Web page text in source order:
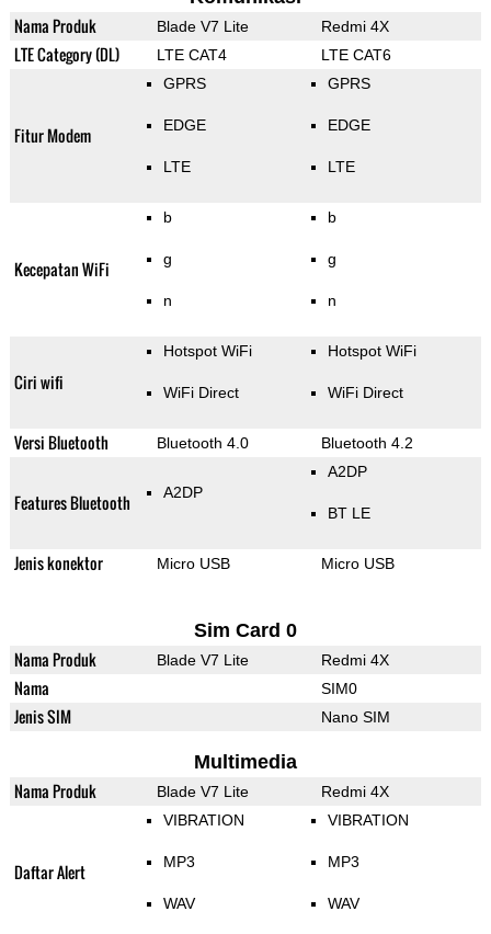
Nama Produk Blade V7 Lite Redmi 4X
LTE Category (DL) LTE CAT4 LTE CAT6
Fitur Modem
GPRS
EDGE
LTE
GPRS
EDGE
LTE
Kecepatan WiFi
b
g
n
b
g
n
Ciri wifi
Hotspot WiFi
WiFi Direct
Hotspot WiFi
WiFi Direct
Versi Bluetooth Bluetooth 4.0 Bluetooth 4.2
Features Bluetooth A2DP
A2DP
BT LE
Jenis konektor Micro USB Micro USB
Sim Card 0
Nama Produk Blade V7 Lite Redmi 4X
Nama SIM0
Jenis SIM Nano SIM
Multimedia
Nama Produk Blade V7 Lite Redmi 4X
Daftar Alert
VIBRATION
MP3
WAV
VIBRATION
MP3
WAV